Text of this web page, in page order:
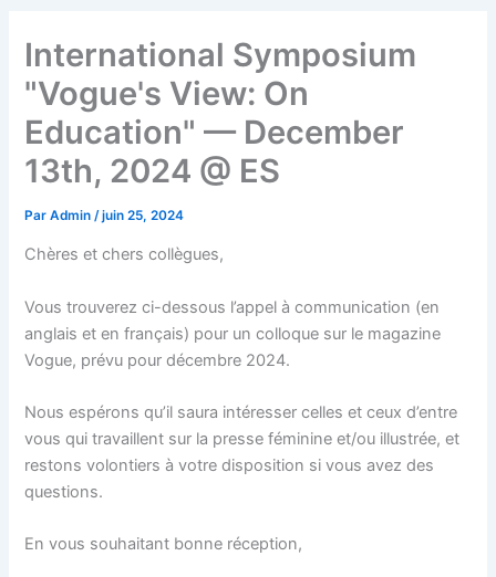
International Symposium
"Vogue's View: On
Education" — December
13th, 2024 @ ES
ParAdmin/juin 25, 2024
Chères et chers collègues,
Vous trouverez ci-dessous l’appel à communication (en
anglais et en français) pour un colloque sur le magazine
Vogue, prévu pour décembre 2024.
Nous espérons qu’il saura intéresser celles et ceux d’entre
vous qui travaillent sur la presse féminine et/ou illustrée, et
restons volontiers à votre disposition si vous avez des
questions.
En vous souhaitant bonne réception,